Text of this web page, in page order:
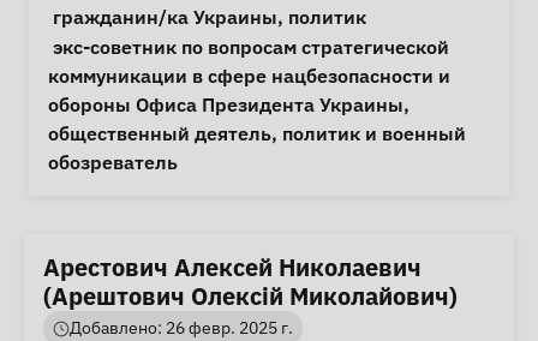
Особые обстоятельства
гражданин/ка Украины, политик
Примечания
коммуникации в сфере нацбезопасности и
обороны Офиса Президента Украины,
общественный деятель, политик и военный
обозреватель
Арестович Алексей Николаевич
(Арештович Олексій Миколайович)
Добавлено: 26 февр. 2025 г.